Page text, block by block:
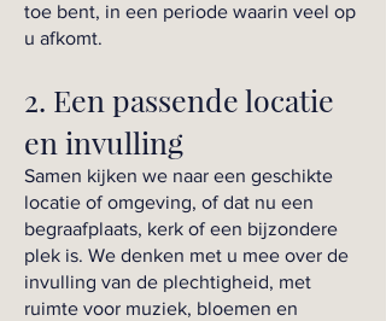
toe bent, in een periode waarin veel op
u afkomt.
2. Een passende locatie
en invulling
Samen kijken we naar een geschikte
locatie of omgeving, of dat nu een
begraafplaats, kerk of een bijzondere
plek is. We denken met u mee over de
invulling van de plechtigheid, met
ruimte voor muziek, bloemen en